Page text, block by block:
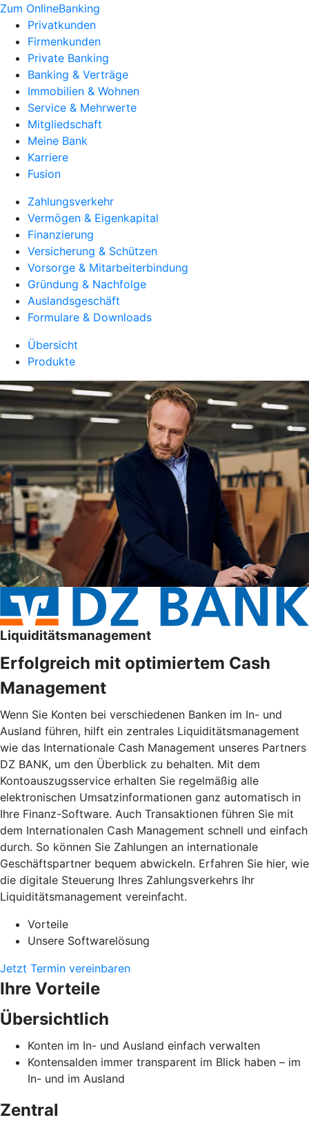
Zum OnlineBanking
Privatkunden
Firmenkunden
Private Banking
Banking & Verträge
Immobilien & Wohnen
Service & Mehrwerte
Mitgliedschaft
Meine Bank
Karriere
Fusion
Zahlungsverkehr
Vermögen & Eigenkapital
Finanzierung
Versicherung & Schützen
Vorsorge & Mitarbeiterbindung
Gründung & Nachfolge
Auslandsgeschäft
Formulare & Downloads
Übersicht
Produkte
Liquiditätsmanagement
Erfolgreich mit optimiertem Cash
Management
Wenn Sie Konten bei verschiedenen Banken im In- und
Ausland führen, hilft ein zentrales Liquiditätsmanagement
wie das Internationale Cash Management unseres Partners
DZ BANK, um den Überblick zu behalten. Mit dem
Kontoauszugsservice erhalten Sie regelmäßig alle
elektronischen Umsatzinformationen ganz automatisch in
Ihre Finanz-Software. Auch Transaktionen führen Sie mit
dem Internationalen Cash Management schnell und einfach
durch. So können Sie Zahlungen an internationale
Geschäftspartner bequem abwickeln. Erfahren Sie hier, wie
die digitale Steuerung Ihres Zahlungsverkehrs Ihr
Liquiditätsmanagement vereinfacht.
Vorteile
Unsere Softwarelösung
Jetzt Termin vereinbaren
Ihre Vorteile
Übersichtlich
Konten im In- und Ausland einfach verwalten
Kontensalden immer transparent im Blick haben – im
In- und im Ausland
Zentral